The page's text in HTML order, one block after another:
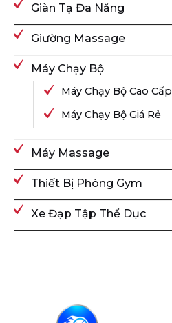
Giàn Tạ Đa Năng
Giường Massage
Máy Chạy Bộ
Máy Chạy Bộ Cao Cấp
Máy Chạy Bộ Giá Rẻ
Máy Massage
Thiết Bị Phòng Gym
Xe Đạp Tập Thể Dục